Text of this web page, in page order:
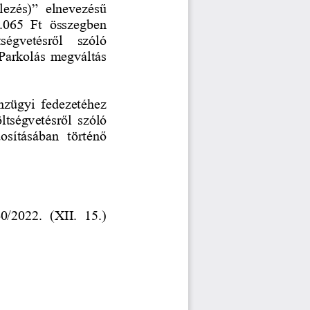
elnevezésű
Ft  összegben
szóló
megváltás
fedezetéhez
szóló
történő
2022.  (XII.  15.)